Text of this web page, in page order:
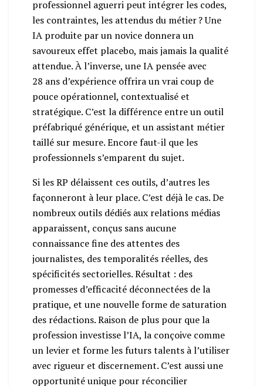
professionnel aguerri peut intégrer les codes,
les contraintes, les attendus du métier ? Une
IA produite par un novice donnera un
savoureux effet placebo, mais jamais la qualité
attendue. À l’inverse, une IA pensée avec
28 ans d’expérience offrira un vrai coup de
pouce opérationnel, contextualisé et
stratégique. C’est la différence entre un outil
préfabriqué générique, et un assistant métier
taillé sur mesure. Encore faut-il que les
professionnels s’emparent du sujet.
Si les RP délaissent ces outils, d’autres les
façonneront à leur place. C’est déjà le cas. De
nombreux outils dédiés aux relations médias
apparaissent, conçus sans aucune
connaissance fine des attentes des
journalistes, des temporalités réelles, des
spécificités sectorielles. Résultat : des
promesses d’efficacité déconnectées de la
pratique, et une nouvelle forme de saturation
des rédactions. Raison de plus pour que la
profession investisse l’IA, la conçoive comme
un levier et forme les futurs talents à l’utiliser
avec rigueur et discernement. C’est aussi une
opportunité unique pour réconcilier